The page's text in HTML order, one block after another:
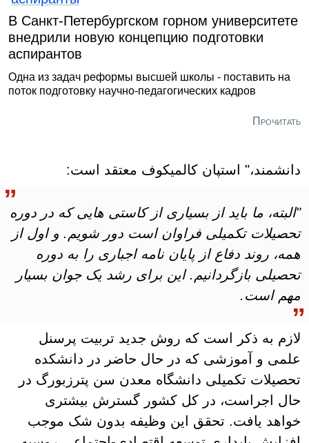
В Санкт-Петербургском горном университете
внедрили новую концепцию подготовки
аспирантов
Одна из задач реформы высшей школы - поставить на
поток подготовку научно-педагогических кадров
Прочитать
دانشمند،" استپان کالمیکوف معتقد است:
"البته، ما باید از بسیاری از کاستی هایی که در دوره
تحصیلات تکمیلی فراوان است دور شویم. و اول از
همه، روند دفاع از پایان نامه اجباری را به دوره
تحصیلی بازگردانیم. این برای رشد یک جوان بسیار
مهم است.
لازم به ذکر است که روش جدید تربیت پرسنل
علمی و آموزشی که در حال حاضر در دانشکده
تحصیلات تکمیلی دانشگاه معدن سن پترزبورگ در
حال اجراست، در کل کشور گسترش بیشتری
خواهد یافت. تحقق این وظیفه بدون شک موجب